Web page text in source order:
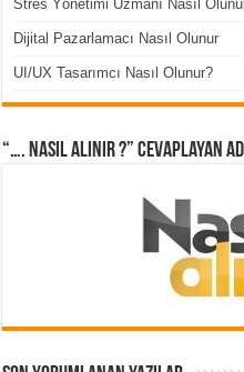
Stres Yönetimi Uzmanı Nasıl
Dijital Pazarlamacı Nasıl Olunur
UI/UX Tasarımcı Nasıl Olunur?
“…. Nasıl Alınır ?” cevaplayan